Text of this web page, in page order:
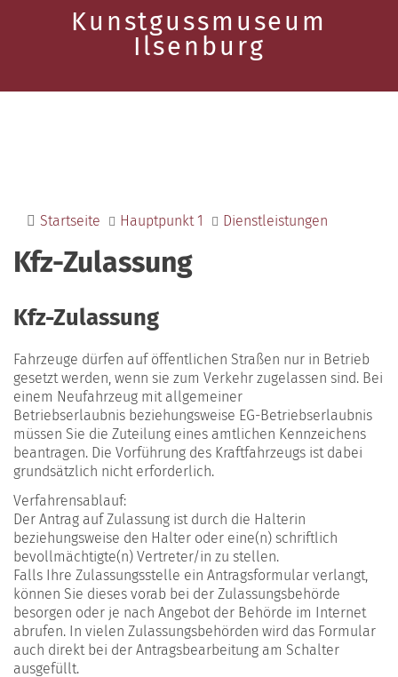
Kunstgussmuseum
Ilsenburg
Startseite Hauptpunkt 1 Dienstleistungen
Kfz-Zulassung
Kfz-Zulassung
Fahrzeuge dürfen auf öffentlichen Straßen nur in Betrieb
gesetzt werden, wenn sie zum Verkehr zugelassen sind. Bei
einem Neufahrzeug mit allgemeiner
Betriebserlaubnis beziehungsweise EG-Betriebserlaubnis
müssen Sie die Zuteilung eines amtlichen Kennzeichens
beantragen. Die Vorführung des Kraftfahrzeugs ist dabei
grundsätzlich nicht erforderlich.
Verfahrensablauf:
Der Antrag auf Zulassung ist durch die Halterin
beziehungsweise den Halter oder eine(n) schriftlich
bevollmächtigte(n) Vertreter/in zu stellen.
Falls Ihre Zulassungsstelle ein Antragsformular verlangt,
können Sie dieses vorab bei der Zulassungsbehörde
besorgen oder je nach Angebot der Behörde im Internet
abrufen. In vielen Zulassungsbehörden wird das Formular
auch direkt bei der Antragsbearbeitung am Schalter
ausgefüllt.